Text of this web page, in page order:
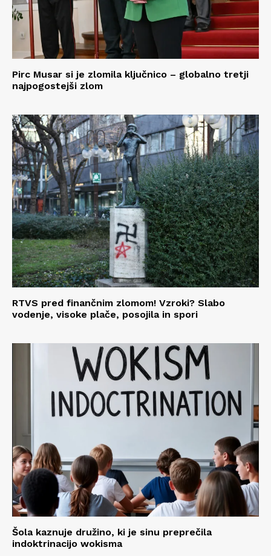
Pirc Musar si je zlomila ključnico – globalno tretji
najpogostejši zlom
RTVS pred finančnim zlomom! Vzroki? Slabo
vodenje, visoke plače, posojila in spori
Šola kaznuje družino, ki je sinu preprečila
indoktrinacijo wokisma